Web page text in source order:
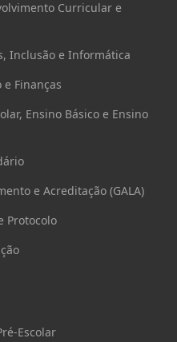
Curricular e
Inclusão e Informática
Finanças
Ensino Básico e Ensino
e Acreditação (GALA)
Protocolo
Escolar